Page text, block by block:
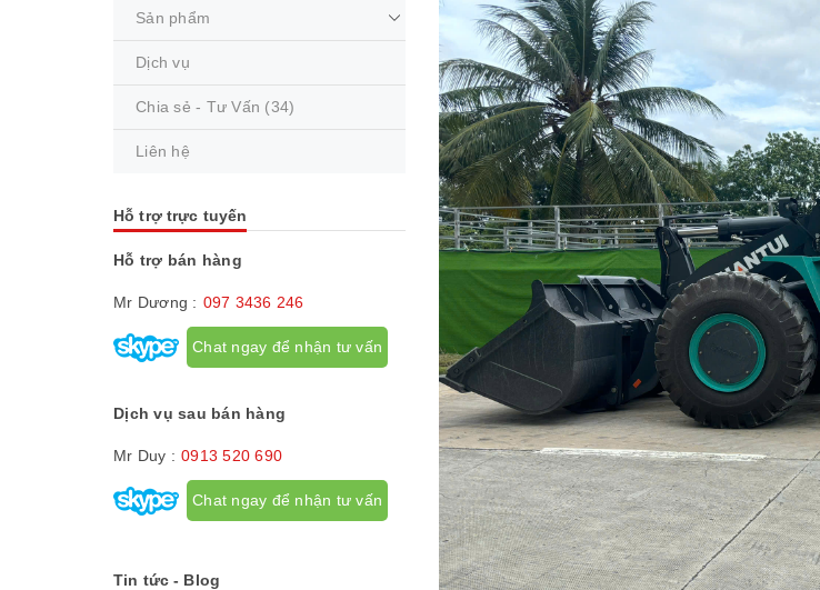
Sản phẩm
Dịch vụ
Chia sẻ - Tư Vấn (34)
Liên hệ
Hỗ trợ trực tuyến
Hỗ trợ bán hàng
Mr Dương : 097 3436 246
Chat ngay để nhận tư vấn
Dịch vụ sau bán hàng
Mr Duy : 0913 520 690
Chat ngay để nhận tư vấn
Tin tức - Blog